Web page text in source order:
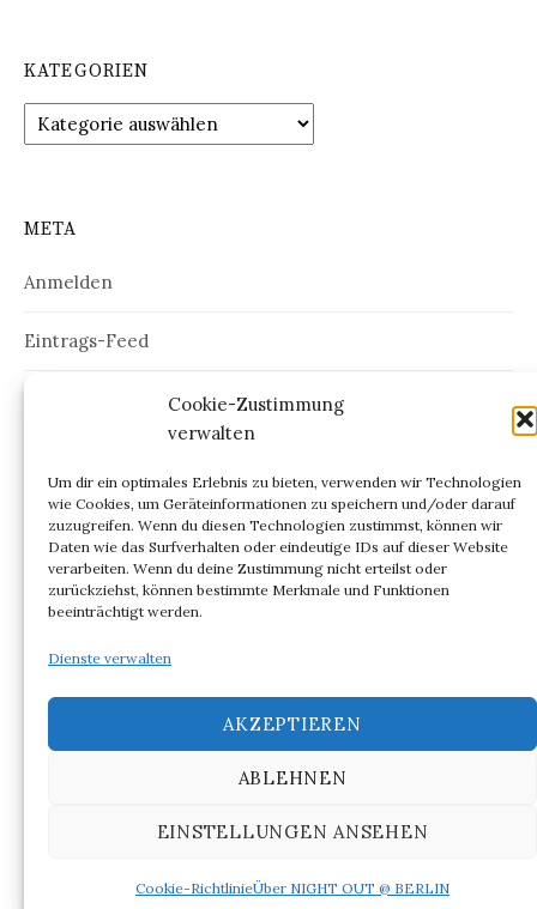
Cookie-Zustimmung
verwalten
Um dir ein optimales Erlebnis zu bieten, verwenden wir Technologien
wie Cookies, um Geräteinformationen zu speichern und/oder darauf
zuzugreifen. Wenn du diesen Technologien zustimmst, können wir
Daten wie das Surfverhalten oder eindeutige IDs auf dieser Website
verarbeiten. Wenn du deine Zustimmung nicht erteilst oder
zurückziehst, können bestimmte Merkmale und Funktionen
beeinträchtigt werden.
Dienste verwalten
AKZEPTIEREN
ABLEHNEN
EINSTELLUNGEN ANSEHEN
Cookie-RichtlinieÜber NIGHT OUT @ BERLIN
KATEGORIEN
Kategorien
META
Anmelden
Eintrags-Feed
Kommentar-Feed
ARCHIV
Archiv
© 2026NIGHT OUT @ BERLIN